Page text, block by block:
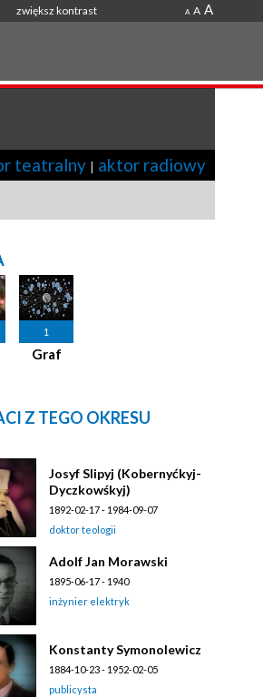
zwiększ kontrast A A A
teatralny | aktor radiowy
1
Graf
Z TEGO OKRESU
Josyf Slipyj (Kobernyćkyj-
Dyczkowśkyj)
1892-02-17 - 1984-09-07
doktor teologii
Adolf Jan Morawski
1895-06-17 - 1940
inżynier elektryk
Konstanty Symonolewicz
1884-10-23 - 1952-02-05
publicysta